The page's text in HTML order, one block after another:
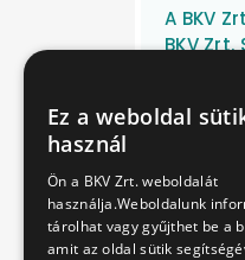
A BKV
BKV
O&K
egyéb
Ez a weboldal
használ
Ön a BKV Zrt. weboldalát
használja.Weboldalunk
tárolhat vagy gyűjthet be a
amit az oldal sütik